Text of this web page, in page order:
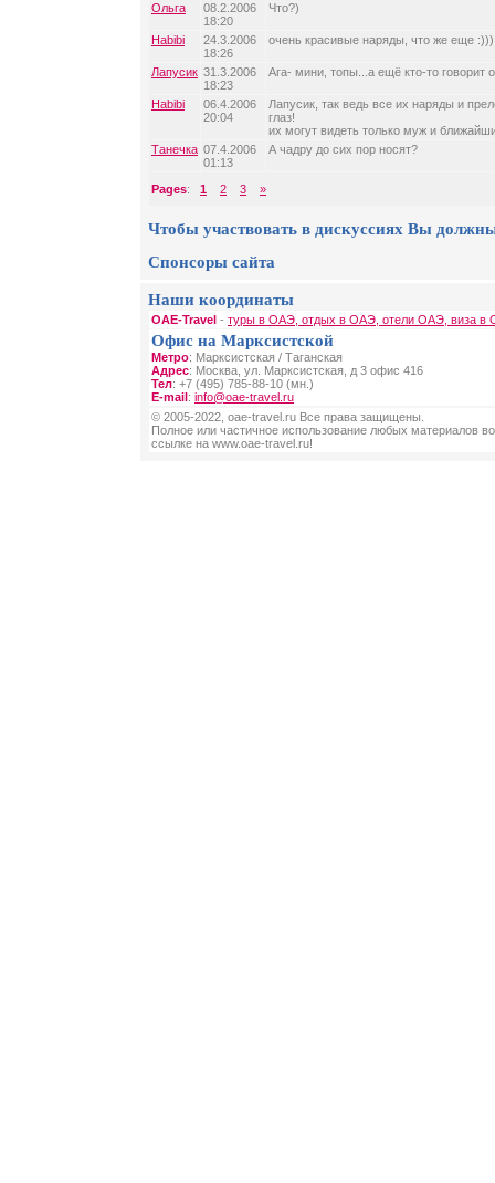
Ольга
08.2.2006
18:20
Что?)
Habibi
24.3.2006
18:26
очень красивые наряды, что же еще :)))
Лапусик 31.3.2006
18:23
Ага- мини, топы...а ещё кто-то говорит
Habibi
06.4.2006
20:04
Лапусик, так ведь все их наряды и
глаз!
их могут видеть только муж и
Танечка 07.4.2006
01:13
А чадру до сих пор носят?
Pages: 1 2 3 »
Чтобы участвовать в дискуссиях Вы
Спонсоры сайта
Наши координаты
OAE-Travel - туры в ОАЭ, отдых в ОАЭ, отели ОАЭ, виза в
Офис на Марксистской
Метро: Марксистская / Таганская
Адрес: Москва, ул. Марксистская, д 3 офис 416
Тел: +7 (495) 785-88-10 (мн.)
E-mail: info@oae-travel.ru
© 2005-2022, oae-travel.ru Все права защищены.
Полное или частичное использование любых материалов
ссылке на www.oae-travel.ru!